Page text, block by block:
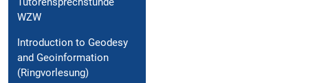
WZW
Introduction to Geodesy
and Geoinformation
(Ringvorlesung)